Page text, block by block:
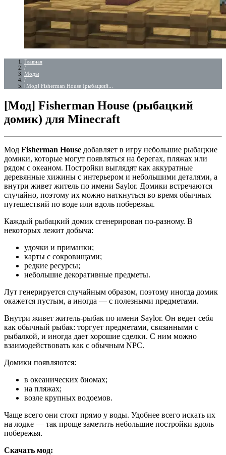
Главная
/
Моды
/
[Мод] Fisherman House (рыбацкий...
[Мод] Fisherman House (рыбацкий
домик) для Minecraft
Мод Fisherman House добавляет в игру небольшие рыбацкие
домики, которые могут появляться на берегах, пляжах или
рядом с океаном. Постройки выглядят как аккуратные
деревянные хижины с интерьером и небольшими деталями, а
внутри живет житель по имени Saylor. Домики встречаются
случайно, поэтому их можно наткнуться во время обычных
путешествий по воде или вдоль побережья.
Каждый рыбацкий домик сгенерирован по-разному. В
некоторых лежит добыча:
удочки и приманки;
карты с сокровищами;
редкие ресурсы;
небольшие декоративные предметы.
Лут генерируется случайным образом, поэтому иногда домик
окажется пустым, а иногда — с полезными предметами.
Внутри живет житель-рыбак по имени Saylor. Он ведет себя
как обычный рыбак: торгует предметами, связанными с
рыбалкой, и иногда дает хорошие сделки. С ним можно
взаимодействовать как с обычным NPC.
Домики появляются:
в океанических биомах;
на пляжах;
возле крупных водоемов.
Чаще всего они стоят прямо у воды. Удобнее всего искать их
на лодке — так проще заметить небольшие постройки вдоль
побережья.
Скачать мод: